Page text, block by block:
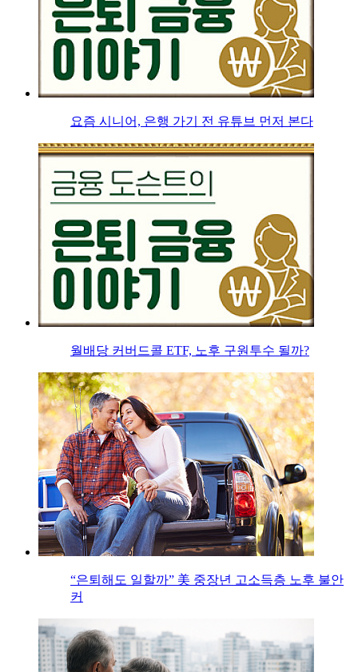
요즘 시니어, 은행 가기 전 유튜브 먼저 본다
월배당 커버드콜 ETF, 노후 구원투수 될까?
“은퇴해도 일할까” 美 중장년 고소득층 노후 불안
커